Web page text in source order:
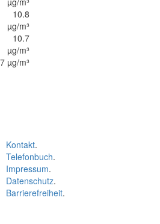
10.8
µg/m³
10.7
µg/m³
µg/m³
Kontakt.
Telefonbuch.
Impressum.
Datenschutz.
Barrierefreiheit.